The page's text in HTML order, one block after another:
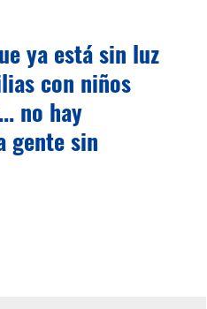
ya está sin luz
con niños
no hay
gente sin